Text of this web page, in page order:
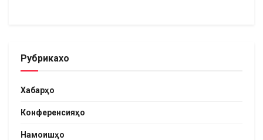
Рубрикахо
Хабарҳо
Конференсияҳо
Намоишҳо